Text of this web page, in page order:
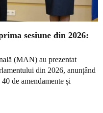
sesiune din 2026:
(MAN) au prezentat
din 2026, anunțând
de amendamente și